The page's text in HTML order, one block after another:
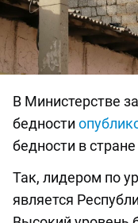
В Министерстве
бедности
бедности в
Так, лидером по
является